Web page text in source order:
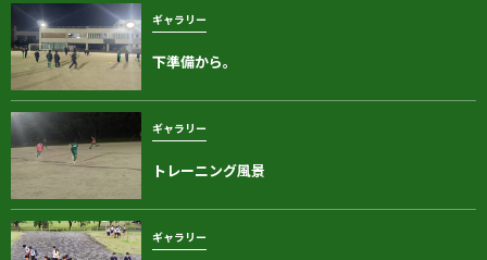
ギャラリー
下準備から。
ギャラリー
トレーニング風景
ギャラリー